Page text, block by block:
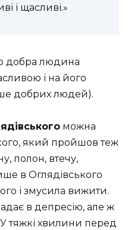
і щасливі.»
добра людина
і на його
добрих людей).
можна
який пройшов теж
полон, втечу,
в Оглядівського
і змусила вижити.
в депресію, але ж
У тяжкі хвилини перед